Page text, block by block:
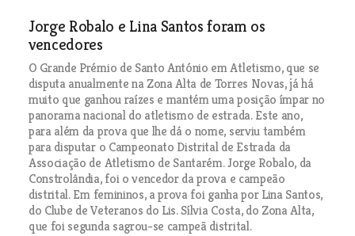
Jorge Robalo e Lina Santos foram os
vencedores
O Grande Prémio de Santo António em Atletismo, que se
disputa anualmente na Zona Alta de Torres Novas, já há
muito que ganhou raízes e mantém uma posição ímpar no
panorama nacional do atletismo de estrada. Este ano,
para além da prova que lhe dá o nome, serviu também
para disputar o Campeonato Distrital de Estrada da
Associação de Atletismo de Santarém. Jorge Robalo, da
Constrolândia, foi o vencedor da prova e campeão
distrital. Em femininos, a prova foi ganha por Lina Santos,
do Clube de Veteranos do Lis. Sílvia Costa, do Zona Alta,
que foi segunda sagrou-se campeã distrital.